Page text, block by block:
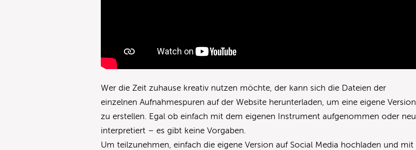
Wer die Zeit zuhause kreativ nutzen möchte, der kann sich die Dateien der
einzelnen Aufnahmespuren auf der Website herunterladen, um eine eigene Version
zu erstellen. Egal ob einfach mit dem eigenen Instrument aufgenommen oder neu
interpretiert – es gibt keine Vorgaben.
Um teilzunehmen, einfach die eigene Version auf Social Media hochladen und mit